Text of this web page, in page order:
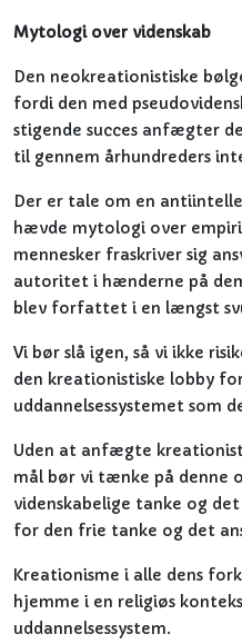
Mytologi over videnskab
Den neokreationistiske
fordi den med
stigende succes anfægter
til gennem århundreders
Der er tale om en
hævde mytologi over
mennesker fraskriver sig
autoritet i hænderne på
blev forfattet i en længst
Vi bør slå igen, så vi ikke
den kreationistiske lobby
uddannelsessystemet som
Uden at anfægte
mål bør vi tænke på denne
videnskabelige tanke og
for den frie tanke og det
Kreationisme i alle dens
hjemme i en religiøs
uddannelsessystem.